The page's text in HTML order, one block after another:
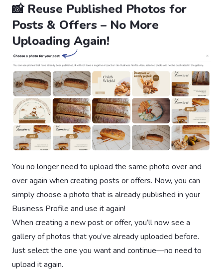
📸 Reuse Published Photos for
Posts & Offers – No More
Uploading Again!
You no longer need to upload the same photo over and
over again when creating posts or offers. Now, you can
simply choose a photo that is already published in your
Business Profile and use it again!
When creating a new post or offer, you’ll now see a
gallery of photos that you’ve already uploaded before.
Just select the one you want and continue—no need to
upload it again.